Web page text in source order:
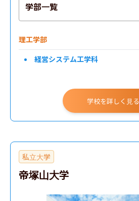
学部一覧
理工学部
経営システム工学科
学校を詳しく見る
私立大学
帝塚山大学